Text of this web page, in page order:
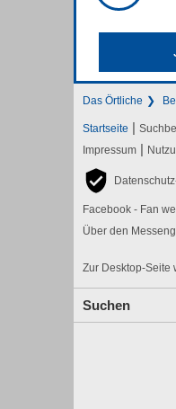
Das Örtliche
Startseite |
Impressum |
Facebook - Fan
Über den
Zur Desktop-Seite
Suchen